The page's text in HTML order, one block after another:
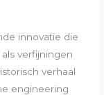
innovatie die
verfijningen
verhaal
engineering